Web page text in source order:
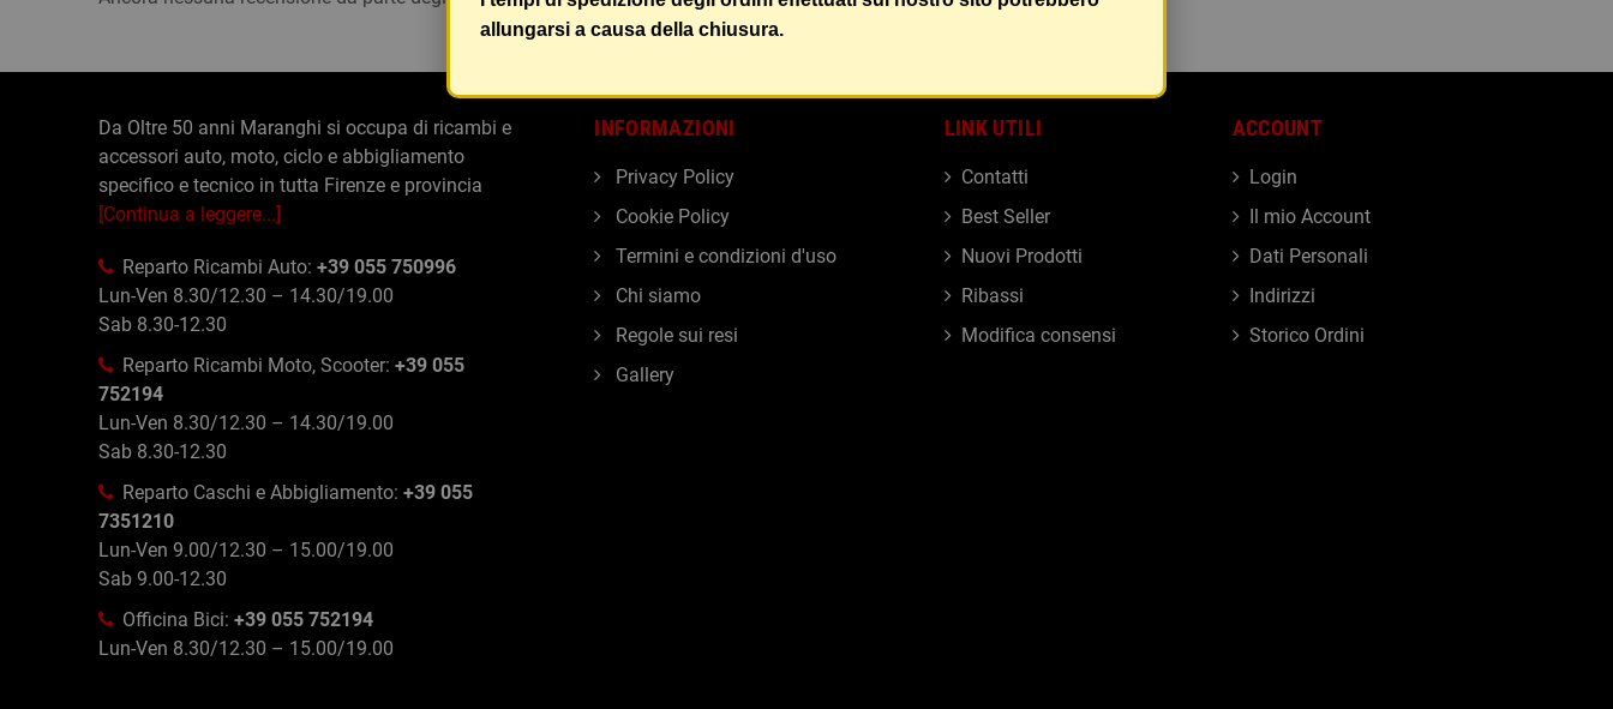
allungarsi a causa della chiusura.
Da Oltre 50 anni Maranghi si occupa di ricambi e
accessori auto, moto, ciclo e abbigliamento
specifico e tecnico in tutta Firenze e provincia
[Continua a leggere...]
Reparto Ricambi Auto: +39 055 750996
Lun-Ven 8.30/12.30 – 14.30/19.00
Sab 8.30-12.30
Reparto Ricambi Moto, Scooter: +39 055
752194
Lun-Ven 8.30/12.30 – 14.30/19.00
Sab 8.30-12.30
Reparto Caschi e Abbigliamento: +39 055
7351210
Lun-Ven 9.00/12.30 – 15.00/19.00
Sab 9.00-12.30
Officina Bici: +39 055 752194
Lun-Ven 8.30/12.30 – 15.00/19.00
LINK UTILI
Contatti
Best Seller
Nuovi Prodotti
Ribassi
Modifica consensi
ACCOUNT
Login
Il mio Account
Dati Personali
Indirizzi
Storico Ordini
INFORMAZIONI
Privacy Policy
Cookie Policy
Termini e condizioni d'uso
Chi siamo
Regole sui resi
Gallery